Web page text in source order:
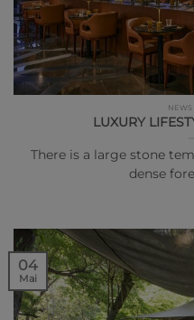
LUXURY
There is a large stone
dense
04
Mai